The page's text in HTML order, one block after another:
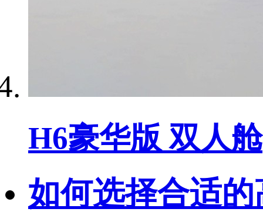
H6豪华版 双人舱
如何选择合适